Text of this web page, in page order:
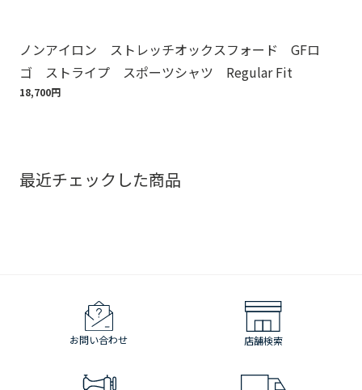
ノンアイロン ストレッチオックスフォード GFロ
ゴ ストライプ スポーツシャツ Regular Fit
18,700円
最近チェックした商品
お問い合わせ 店舗検索